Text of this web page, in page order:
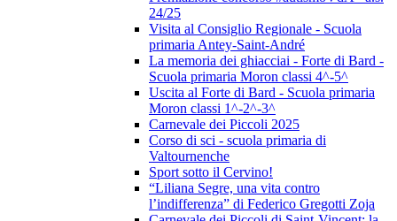
24/25
Visita al Consiglio Regionale - Scuola
primaria Antey-Saint-André
La memoria dei ghiacciai - Forte di Bard -
Scuola primaria Moron classi 4^-5^
Uscita al Forte di Bard - Scuola primaria
Moron classi 1^-2^-3^
Carnevale dei Piccoli 2025
Corso di sci - scuola primaria di
Valtournenche
Sport sotto il Cervino!
“Liliana Segre, una vita contro
l’indifferenza” di Federico Gregotti Zoja